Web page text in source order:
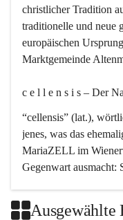
christlicher Tradition
traditionelle und neue
europäischen
Marktgemeinde
c e l l e n s i s – Der
“cellensis” (lat.),
jenes, was das
MariaZELL im
Gegenwart
Kirchenmusik, dem
Ausgewählte